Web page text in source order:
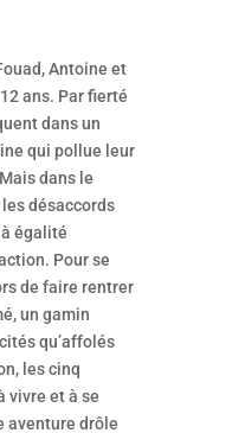
Antoine et
ans. Par fierté
dans un
qui pollue leur
dans le
désaccords
égalité
Pour se
de faire rentrer
un gamin
qu’affolés
les cinq
vivre et à se
aventure drôle